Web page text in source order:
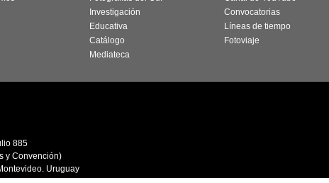
Investigación
Educativa
Catálogo
Mediateca
Convocatorias
Líneas de tiempo
Fotoviaje
885
y Convención)
Uruguay